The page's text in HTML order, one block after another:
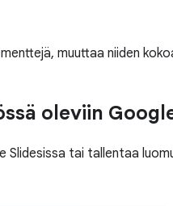
muuttaa niiden
oleviin
Slidesissa tai tallentaa